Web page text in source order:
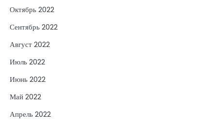
Октябрь 2022
Сентябрь 2022
Август 2022
Июль 2022
Июнь 2022
Май 2022
Апрель 2022